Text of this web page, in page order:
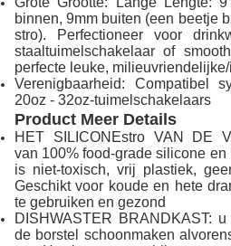
binnen, 9mm buiten (een beetje
stro). Perfectioneer voor
staaltuimelschakelaar of
perfecte leuke,
Verenigbaarheid: Compatibel
20oz - 32oz-tuimelschakelaars
Product Meer Details
HET SILICONEstro VAN DE
van 100% food-grade silicone
is niet-toxisch, vrij plastiek,
Geschikt voor koude en hete
te gebruiken en gezond
DISHWASTER BRANDKAST:
de borstel schoonmaken